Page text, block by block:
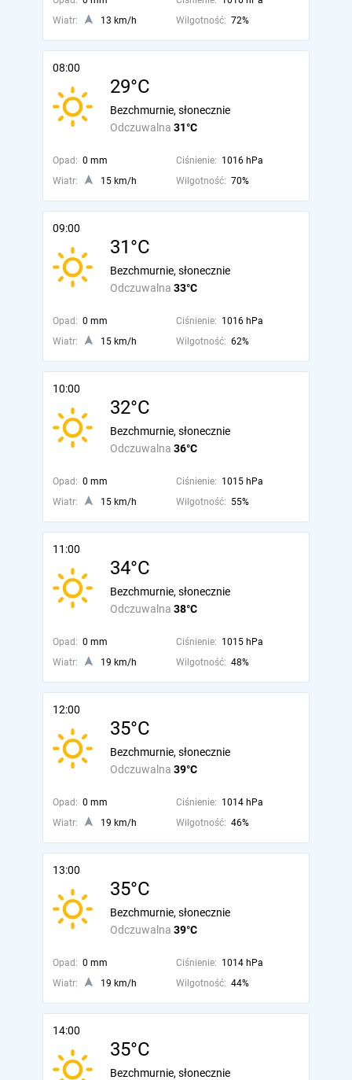
Wiatr:
13 km/h Wilgotność: 72%
08:00
29°C
Odczuwalna 31°C
Bezchmurnie, słonecznie
Opad: 0 mm Ciśnienie: 1016 hPa
Wiatr:
15 km/h Wilgotność: 70%
09:00
31°C
Odczuwalna 33°C
Bezchmurnie, słonecznie
Opad: 0 mm Ciśnienie: 1016 hPa
Wiatr:
15 km/h Wilgotność: 62%
10:00
32°C
Odczuwalna 36°C
Bezchmurnie, słonecznie
Opad: 0 mm Ciśnienie: 1015 hPa
Wiatr:
15 km/h Wilgotność: 55%
11:00
34°C
Odczuwalna 38°C
Bezchmurnie, słonecznie
Opad: 0 mm Ciśnienie: 1015 hPa
Wiatr:
19 km/h Wilgotność: 48%
12:00
35°C
Odczuwalna 39°C
Bezchmurnie, słonecznie
Opad: 0 mm Ciśnienie: 1014 hPa
Wiatr:
19 km/h Wilgotność: 46%
13:00
35°C
Odczuwalna 39°C
Bezchmurnie, słonecznie
Opad: 0 mm Ciśnienie: 1014 hPa
Wiatr:
19 km/h Wilgotność: 44%
14:00
35°C
Bezchmurnie, słonecznie